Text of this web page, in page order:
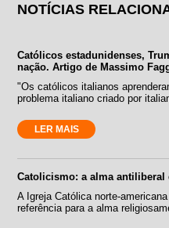
NOTÍCIAS
Católicos estadunidenses,
nação. Artigo de Massimo
"Os católicos italianos
problema italiano criado por
LER MAIS
Catolicismo: a alma antiliberal
A Igreja Católica norte-
referência para a alma